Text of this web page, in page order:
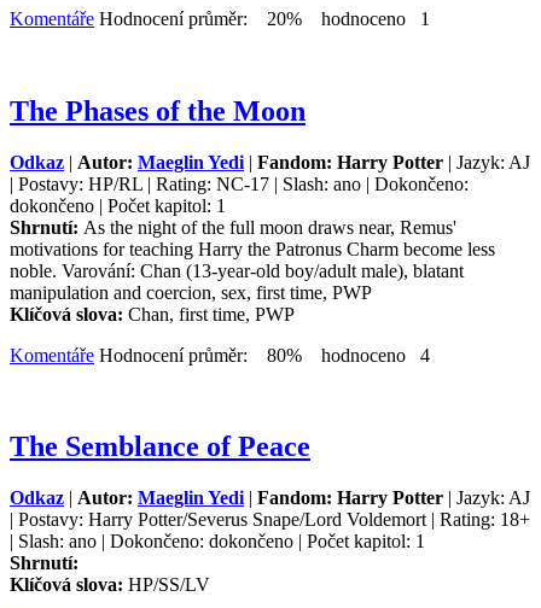
Komentáře Hodnocení průměr: 20% hodnoceno 1
The Phases of the Moon
Odkaz | Autor: Maeglin Yedi | Fandom: Harry Potter | Jazyk: AJ
| Postavy: HP/RL | Rating: NC-17 | Slash: ano | Dokončeno:
dokončeno | Počet kapitol: 1
Shrnutí: As the night of the full moon draws near, Remus'
motivations for teaching Harry the Patronus Charm become less
noble. Varování: Chan (13-year-old boy/adult male), blatant
manipulation and coercion, sex, first time, PWP
Klíčová slova: Chan, first time, PWP
Komentáře Hodnocení průměr: 80% hodnoceno 4
The Semblance of Peace
Odkaz | Autor: Maeglin Yedi | Fandom: Harry Potter | Jazyk: AJ
| Postavy: Harry Potter/Severus Snape/Lord Voldemort | Rating: 18+
| Slash: ano | Dokončeno: dokončeno | Počet kapitol: 1
Shrnutí:
Klíčová slova: HP/SS/LV